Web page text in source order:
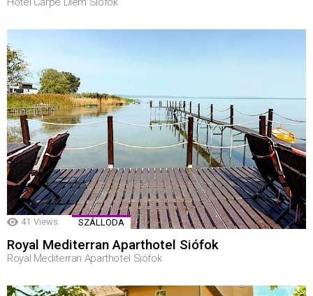
41 Views SZÁLLODA
Royal Mediterran Aparthotel Siófok
Royal Mediterran Aparthotel Siófok